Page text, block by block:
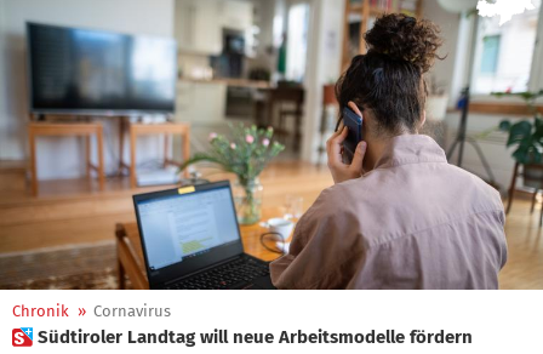
Chronik » Cornavirus
 Südtiroler Landtag will neue Arbeitsmodelle fördern